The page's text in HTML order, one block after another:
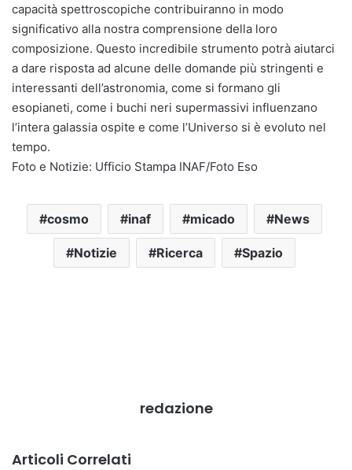
capacità spettroscopiche contribuiranno in modo
significativo alla nostra comprensione della loro
composizione. Questo incredibile strumento potrà aiutarci
a dare risposta ad alcune delle domande più stringenti e
interessanti dell’astronomia, come si formano gli
esopianeti, come i buchi neri supermassivi influenzano
l’intera galassia ospite e come l’Universo si è evoluto nel
tempo.
Foto e Notizie: Ufficio Stampa INAF/Foto Eso
cosmo inaf micado News
Notizie Ricerca Spazio
redazione
Articoli Correlati